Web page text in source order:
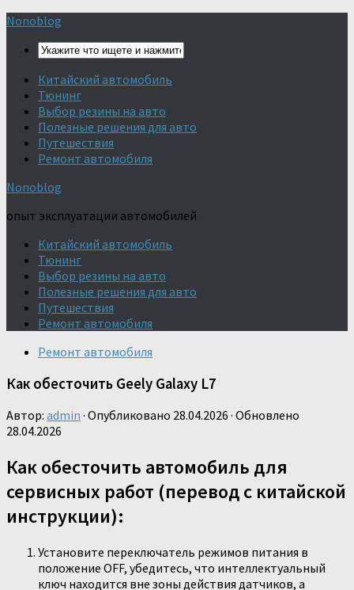
Nonoblog
Китайский автомобиль
Тюнинг
Выбор резины на авто
Полезные решения для авто
Путешествия
Ремонт автомобиля
Nonoblog
опыт эксплуатации автомобилей
Китайский автомобиль
Тюнинг
Выбор резины на авто
Полезные решения для авто
Путешествия
Ремонт автомобиля
Ремонт автомобиля
Как обесточить Geely Galaxy L7
Автор: admin · Опубликовано 28.04.2026 · Обновлено
28.04.2026
Как обесточить автомобиль для
сервисных работ (перевод с китайской
инструкции):
Установите переключатель режимов питания в
положение OFF, убедитесь, что интеллектуальный
ключ находится вне зоны действия датчиков, а